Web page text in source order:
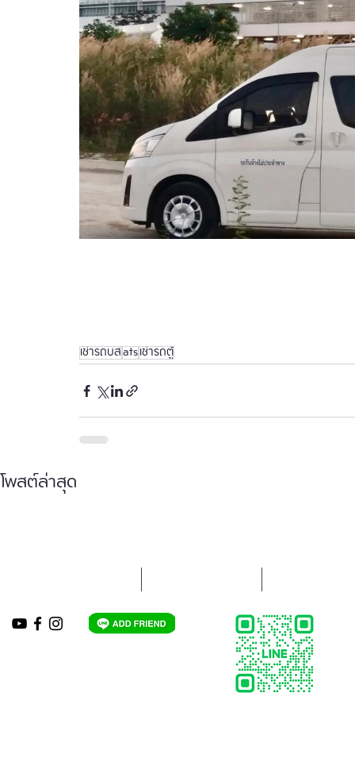
เช่ารถบัสatsเช่ารถตู้
โพสต์ล่าสุด